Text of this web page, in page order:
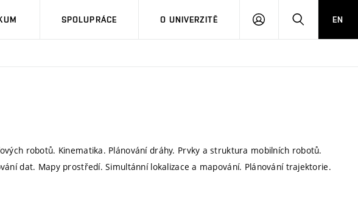
SPOLUPRÁCE O UNIVERZITĚ
PŘIHLÁSIT HLEDATEN
robotů. Kinematika. Plánování dráhy. Prvky a struktura mobilních robotů.
dat. Mapy prostředí. Simultánní lokalizace a mapování. Plánování trajektorie.